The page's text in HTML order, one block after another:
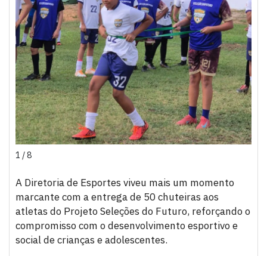
1 / 8
A Diretoria de Esportes viveu mais um momento
marcante com a entrega de 50 chuteiras aos
atletas do Projeto Seleções do Futuro, reforçando o
compromisso com o desenvolvimento esportivo e
social de crianças e adolescentes.